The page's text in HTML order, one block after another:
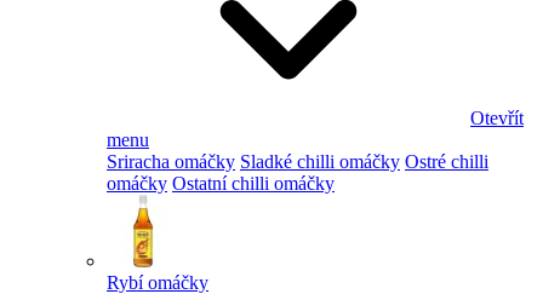
Otevřít
menu
Sriracha omáčky Sladké chilli omáčky Ostré chilli
omáčky Ostatní chilli omáčky
Rybí omáčky